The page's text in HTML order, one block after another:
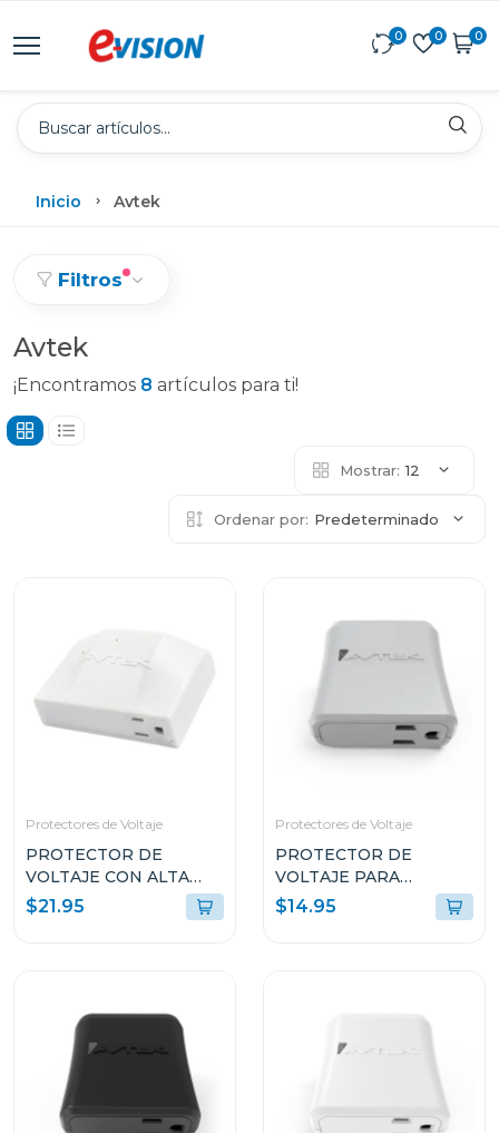
0 0 0
Inicio Avtek
Filtros
Avtek
¡Encontramos 8 artículos para ti!
Mostrar: 12
Ordenar por: Predeterminado
Protectores de Voltaje
PROTECTOR DE
VOLTAJE CON ALTA
CAPACIDAD DE
SUPRESIÓN PARA
$21.95
Protectores de Voltaje
PROTECTOR DE
VOLTAJE PARA
REFRIGERADORAS
DOMÉSTICAS PTN1T51
$14.95